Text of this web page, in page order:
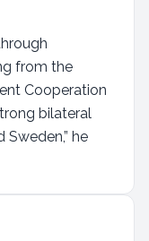
from the
Cooperation
bilateral
he